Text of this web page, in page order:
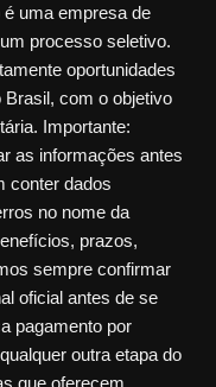
uma empresa de
processo seletivo.
oportunidades
com o objetivo
Importante:
as informações antes
conter dados
no nome da
prazos,
sempre confirmar
oficial antes de se
pagamento por
outra etapa do
que oferecem